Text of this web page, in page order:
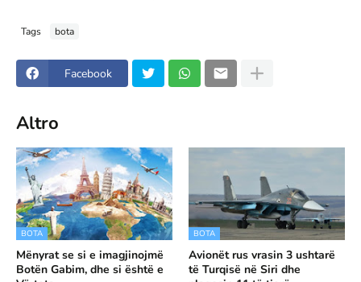
Tags bota
Facebook
Altro
BOTA
Mënyrat se si e imagjinojmë
Botën Gabim, dhe si është e
BOTA
Avionët rus vrasin 3 ushtarë
të Turqisë në Siri dhe